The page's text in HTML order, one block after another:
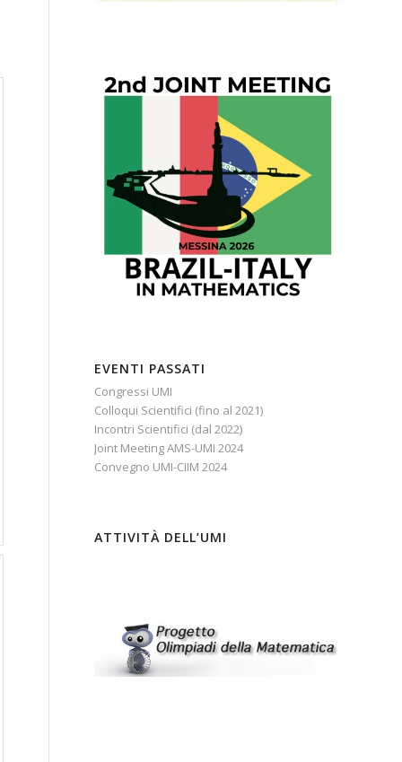
EVENTI PASSATI
Congressi UMI
Colloqui Scientifici (fino al 2021)
Incontri Scientifici (dal 2022)
Joint Meeting AMS-UMI 2024
Convegno UMI-CIIM 2024
ATTIVITÀ DELL’UMI